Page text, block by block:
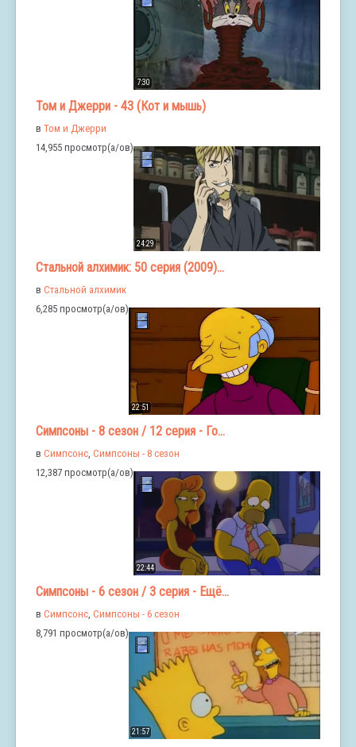
7:30
Том и Джерри - 43 (Кот и мышь)
в Том и Джерри
14,955 просмотр(а/ов)
24:29
Стальной алхимик: 50 серия (2009)...
в Стальной алхимик
6,285 просмотр(а/ов)
22:51
Симпсоны - 8 сезон / 12 серия - Го...
в Симпсонс Симпсоны - 8 сезон
12,387 просмотр(а/ов)
22:44
Симпсоны - 6 сезон / 3 серия - Ещё...
в Симпсонс, Симпсоны - 6 сезон
8,791 просмотр(а/ов)
21:57